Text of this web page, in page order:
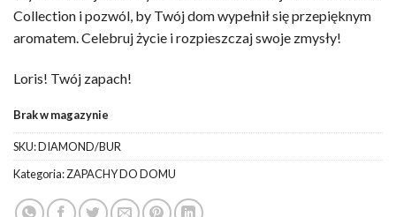
Collection i pozwól, by Twój dom wypełnił się przepięknym
aromatem. Celebruj życie i rozpieszczaj swoje zmysły!
Loris! Twój zapach!
Brak w magazynie
SKU:DIAMOND/BUR
Kategoria:ZAPACHY DO DOMU